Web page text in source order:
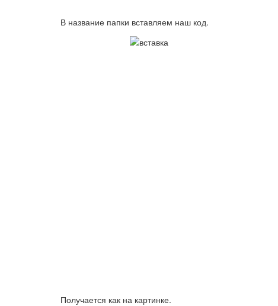
В название папки вставляем наш код.
Получается как на картинке.